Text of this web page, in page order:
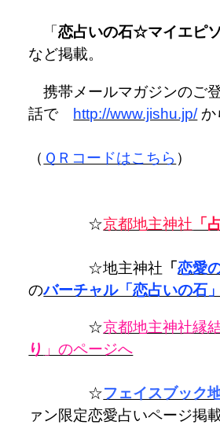
「恋占いの石☆マイエピ
など掲載。
携帯メールマガジンのご
話で http://www.jishu.jp/か
（ ＱＲコードはこちら ）
☆京都地主神社 「
☆地主神社 「恋愛
のバーチャル「恋占いの石
☆京都地主神社縁
り 」のページへ
☆フェイスブック
ァン限定恋愛占いページ掲